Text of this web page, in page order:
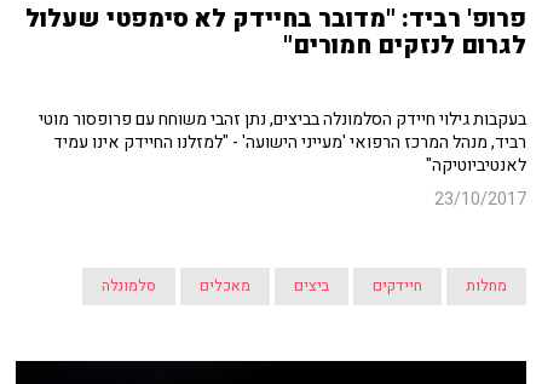
פרופ' רביד: "מדובר בחיידק לא סימפטי שעלול
לגרום לנזקים חמורים"
בעקבות גילוי חיידק הסלמונלה בביצים, נתן זהבי משוחח עם פרופסור מוטי
רביד, מנהל המרכז הרפואי 'מעייני הישועה' - "למזלנו החיידק אינו עמיד
לאנטיביוטיקה"
23/10/2017
מחלות חיידקים ביצים מאכלים סלמונלה